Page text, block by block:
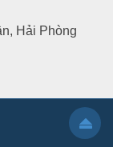
Hải Phòng